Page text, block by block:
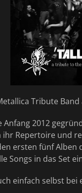
Tribute
Anfang 2012
ihr Repertoire und
ersten fünf Alben
Songs in das Set
einfach selbst